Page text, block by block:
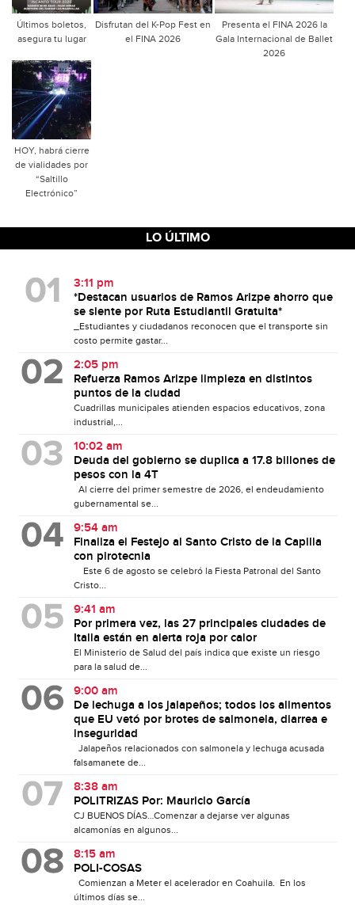
Últimos boletos,
asegura tu lugar
Disfrutan del K-Pop Fest en
el FINA 2026
Presenta el FINA 2026 la
Gala Internacional de Ballet
2026
HOY, habrá cierre
de vialidades por
“Saltillo
Electrónico”
LO ÚLTIMO
3:11 pm
*Destacan usuarios de Ramos Arizpe ahorro que
se siente por Ruta Estudiantil Gratuita*
_Estudiantes y ciudadanos reconocen que el transporte sin
costo permite gastar...
2:05 pm
Refuerza Ramos Arizpe limpieza en distintos
puntos de la ciudad
Cuadrillas municipales atienden espacios educativos, zona
industrial,...
10:02 am
Deuda del gobierno se duplica a 17.8 billones de
pesos con la 4T
Al cierre del primer semestre de 2026, el endeudamiento
gubernamental se...
9:54 am
Finaliza el Festejo al Santo Cristo de la Capilla
con pirotecnia
Este 6 de agosto se celebró la Fiesta Patronal del Santo
Cristo...
9:41 am
Por primera vez, las 27 principales ciudades de
Italia están en alerta roja por calor
El Ministerio de Salud del país indica que existe un riesgo
para la salud de...
9:00 am
De lechuga a los jalapeños; todos los alimentos
que EU vetó por brotes de salmonela, diarrea e
inseguridad
Jalapeños relacionados con salmonela y lechuga acusada
falsamanete de...
8:38 am
POLITRIZAS Por: Mauricio García
CJ BUENOS DÍAS…Comenzar a dejarse ver algunas
alcamonías en algunos...
8:15 am
POLI-COSAS
Comienzan a Meter el acelerador en Coahuila. En los
últimos días se...